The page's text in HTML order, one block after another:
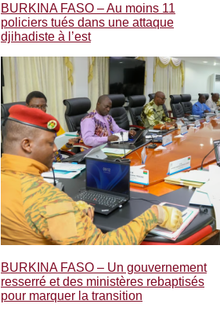
BURKINA FASO – Au moins 11
policiers tués dans une attaque
djihadiste à l’est
BURKINA FASO – Un gouvernement
resserré et des ministères rebaptisés
pour marquer la transition